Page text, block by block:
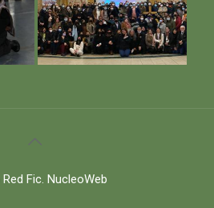
Fic. NucleoWeb